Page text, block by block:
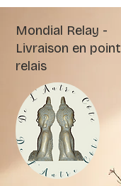
Mondial Relay -
Livraison en point
relais